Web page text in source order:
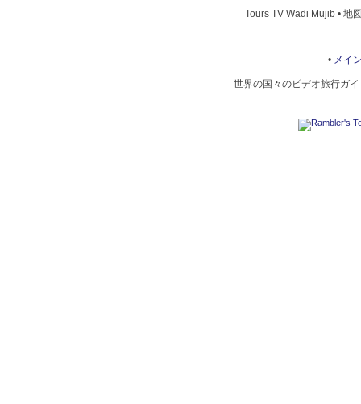
Tours TV Wadi Mujib • 地
• メイ
世界の国々のビデオ旅行ガ